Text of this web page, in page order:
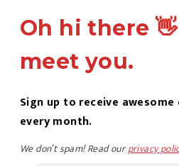
Oh hi there
meet you.
Sign up to receive
every month.
We don’t spam! Read ourprivacy